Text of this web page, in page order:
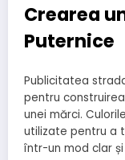
Crearea
Puternice
Publicitatea
pentru
unei mărci.
utilizate pentru a
într-un mod clar